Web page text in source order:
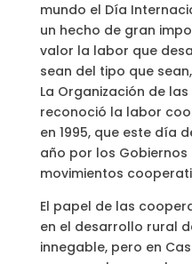
mundo el Día
un hecho de gran
valor la labor que
sean del tipo que
La Organización de
reconoció la labor
en 1995, que este día
año por los
movimientos
El papel de las
en el desarrollo rural
innegable, pero en